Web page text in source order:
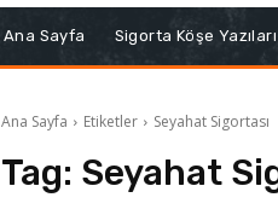
Ana Sayfa Sigorta Köşe Yazıları
Ana Sayfa Etiketler Seyahat Sigortası
Tag: Seyahat